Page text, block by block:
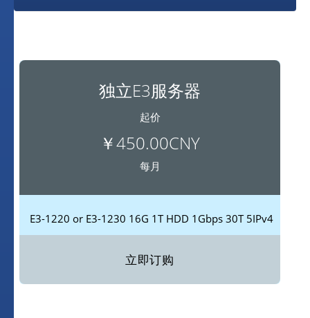
独立E3服务器
起价
￥450.00CNY
每月
E3-1220 or E3-1230 16G 1T HDD 1Gbps 30T5IPv4
立即订购